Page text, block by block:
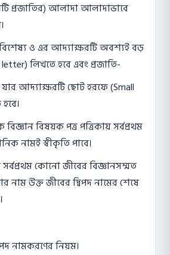
প্রজাতির) আলাদা আলাদাভাবে
ও এর আদ্যাক্ষরটি অবশ্যই বড়
লিখতে হবে এবং প্রজাতি-
আদ্যাক্ষরটি ছােট হরফে (Small
বিষয়ক পত্র পত্রিকায় সর্বপ্রথম
নামই স্বীকৃতি পাবে।
সর্বপ্রথম কোনাে জীবের বিজ্ঞানসম্মত
নাম উক্ত জীবের দ্বিপদ নামের শেষে